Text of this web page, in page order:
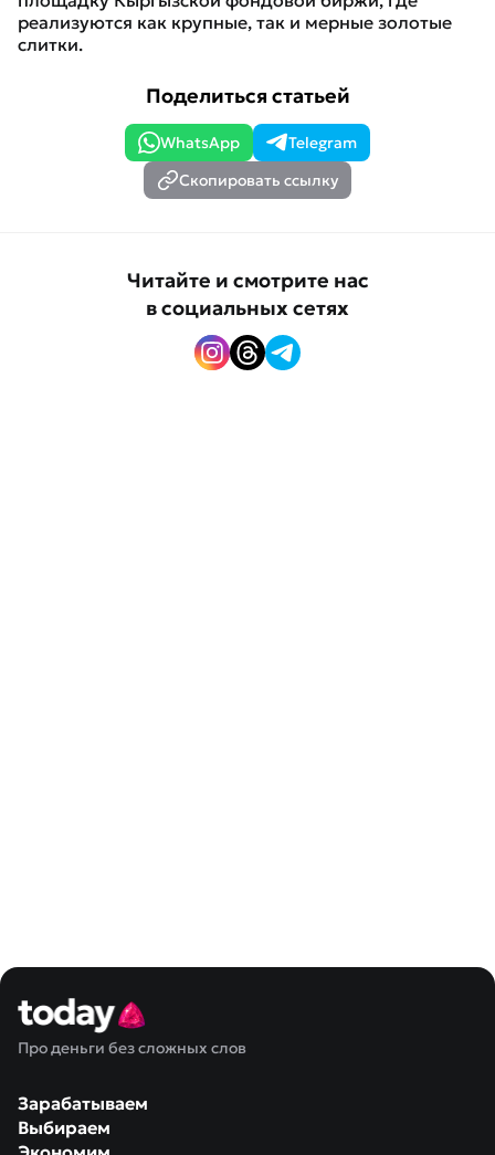
реализуются как крупные, так и мерные золотые
слитки.
Поделиться статьей
WhatsApp
Telegram
Скопировать ссылку
Читайте и смотрите нас
в социальных сетях
Про деньги без сложных слов
Зарабатываем
Выбираем